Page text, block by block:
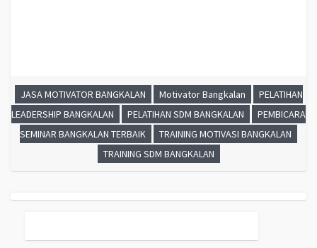
JASA MOTIVATOR BANGKALAN Motivator Bangkalan
PELATIHAN
LEADERSHIP BANGKALAN
PELATIHAN SDM BANGKALAN
PEMBICARA
SEMINAR BANGKALAN TERBAIK
TRAINING MOTIVASI BANGKALAN
TRAINING SDM BANGKALAN